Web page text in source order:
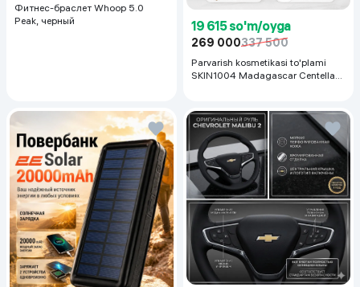
Фитнес-браслет Whoop 5.0
Peak, черный
19 615 so'm/oyga
269 000337 500
Parvarish kosmetikasi to'plami
SKIN1004 Madagascar Centella